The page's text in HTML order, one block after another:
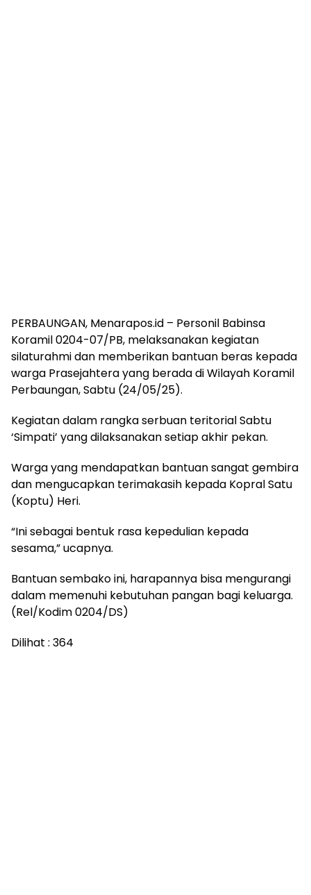
PERBAUNGAN, Menarapos.id – Personil Babinsa
Koramil 0204-07/PB, melaksanakan kegiatan
silaturahmi dan memberikan bantuan beras kepada
warga Prasejahtera yang berada di Wilayah Koramil
Perbaungan, Sabtu (24/05/25).
Kegiatan dalam rangka serbuan teritorial Sabtu
‘Simpati’ yang dilaksanakan setiap akhir pekan.
Warga yang mendapatkan bantuan sangat gembira
dan mengucapkan terimakasih kepada Kopral Satu
(Koptu) Heri.
“Ini sebagai bentuk rasa kepedulian kepada
sesama,” ucapnya.
Bantuan sembako ini, harapannya bisa mengurangi
dalam memenuhi kebutuhan pangan bagi keluarga.
(Rel/Kodim 0204/DS)
Dilihat : 364